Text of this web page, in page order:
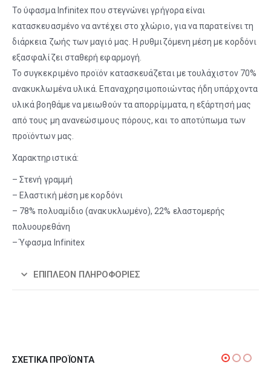
Το ύφασμα Infinitex που στεγνώνει γρήγορα είναι
κατασκευασμένο να αντέχει στο χλώριο, για να παρατείνει τη
διάρκεια ζωής των μαγιό μας. Η ρυθμιζόμενη μέση με κορδόνι
εξασφαλίζει σταθερή εφαρμογή.
Το συγκεκριμένο προϊόν κατασκευάζεται με τουλάχιστον 70%
ανακυκλωμένα υλικά. Επαναχρησιμοποιώντας ήδη υπάρχοντα
υλικά βοηθάμε να μειωθούν τα απορρίμματα, η εξάρτησή μας
από τους μη ανανεώσιμους πόρους, και το αποτύπωμα των
προϊόντων μας.
Χαρακτηριστικά:
– Στενή γραμμή
– Ελαστική μέση με κορδόνι
– 78% πολυαμίδιο (ανακυκλωμένο), 22% ελαστομερής
πολυουρεθάνη
– Ύφασμα Infinitex
ΕΠΙΠΛΈΟΝ ΠΛΗΡΟΦΟΡΊΕΣ
ΣΧΕΤΙΚΆ ΠΡΟΪΌΝΤΑ